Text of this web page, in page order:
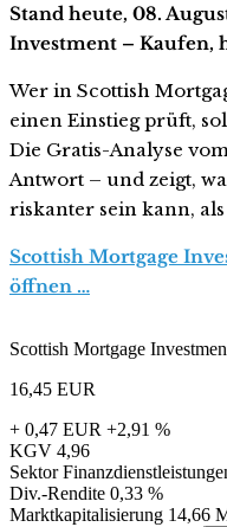
Stand heute, 08.
Investment – Kaufen,
Wer in Scottish
einen Einstieg prüft,
Die Gratis-Analyse
Antwort – und zeigt,
riskanter sein kann,
Scottish Mortgage
öffnen …
Scottish Mortgage
16,45 EUR
+ 0,47 EUR +2,91 %
KGV 4,96
Sektor
Div.-Rendite 0,33 %
Marktkapitalisierung 14,66